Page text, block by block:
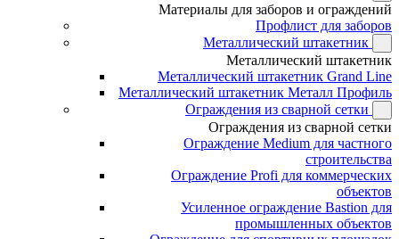
Материалы для заборов и ограждений
Профлист для заборов
Металлический штакетник
Металлический штакетник
Металлический штакетник Grand Line
Металлический штакетник Металл Профиль
Ограждения из сварной сетки
Ограждения из сварной сетки
Ограждение Medium для частного
строительства
Ограждение Profi для коммерческих
объектов
Усиленное ограждение Bastion для
промышленных объектов